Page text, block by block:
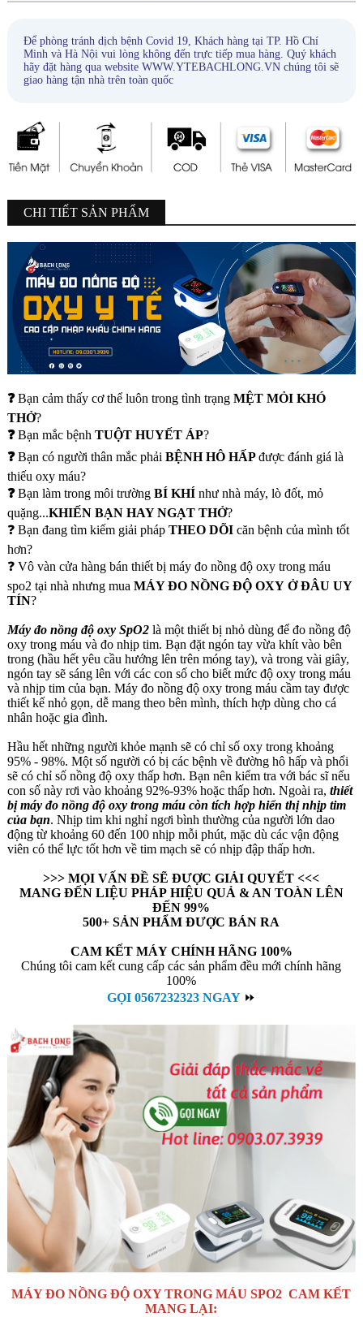
Để phòng tránh dịch bệnh Covid 19, Khách hàng tại TP. Hồ Chí
Minh và Hà Nội vui lòng không đến trực tiếp mua hàng. Quý khách
hãy đặt hàng qua website WWW.YTEBACHLONG.VN chúng tôi sẽ
giao hàng tận nhà trên toàn quốc
CHI TIẾT SẢN PHẨM
❓Bạn cảm thấy cơ thể luôn trong tình trạng MỆT MỎI KHÓ
THỞ?
❓Bạn mắc bệnh TUỘT HUYẾT ÁP?
❓Bạn có người thân mắc phải BỆNH HÔ HẤPđược đánh giá là
thiếu oxy máu?
❓Bạn làm trong môi trườngBÍ KHÍnhư nhà máy, lò đốt, mỏ
quặng...KHIẾN BẠN HAY NGẠT THỞ?
❓ Bạn đang tìm kiếm giải pháp THEO DÕIcăn bệnh của mình tốt
hơn?
❓ Vô vàn cửa hàng bán thiết bị máy đo nồng độ oxy trong máu
spo2 tại nhà nhưng mua MÁY ĐO NỒNG ĐỘ OXY Ở ĐÂU UY
TÍN?
Máy đo nồng độ oxy SpO2 là một thiết bị nhỏ dùng để đo nồng độ
oxy trong máu và đo nhịp tim. Bạn đặt ngón tay vừa khít vào bên
trong (hầu hết yêu cầu hướng lên trên móng tay), và trong vài giây,
ngón tay sẽ sáng lên với các con số cho biết mức độ oxy trong máu
và nhịp tim của bạn. Máy đo nồng độ oxy trong máu cầm tay được
thiết kế nhỏ gọn, dễ mang theo bên mình, thích hợp dùng cho cá
nhân hoặc gia đình.
Hầu hết những người khỏe mạnh sẽ có chỉ số oxy trong khoảng
95% - 98%. Một số người có bị các bệnh về đường hô hấp và phổi
sẽ có chỉ số nồng độ oxy thấp hơn. Bạn nên kiểm tra với bác sĩ nếu
con số này rơi vào khoảng 92%-93% hoặc thấp hơn. Ngoài ra, thiết
bị máy đo nồng độ oxy trong máu còn tích hợp hiển thị nhịp tim
của bạn. Nhịp tim khi nghỉ ngơi bình thường của người lớn dao
động từ khoảng 60 đến 100 nhịp mỗi phút, mặc dù các vận động
viên có thể lực tốt hơn về tim mạch sẽ có nhịp đập thấp hơn.
>>> MỌI VẤN ĐỀ SẼ ĐƯỢC GIẢI QUYẾT <<<
MANG ĐẾN LIỆU PHÁP HIỆU QUẢ & AN TOÀN LÊN
ĐẾN 99%
500+ SẢN PHẨM ĐƯỢC BÁN RA
CAM KẾT MÁY CHÍNH HÃNG 100%
Chúng tôi cam kết cung cấp các sản phẩm đều mới chính hãng
100%
GỌI 0567232323 NGAY⏩
MÁY ĐO NỒNG ĐỘ OXY TRONG MÁU SPO2 CAM KẾT
MANG LẠI: